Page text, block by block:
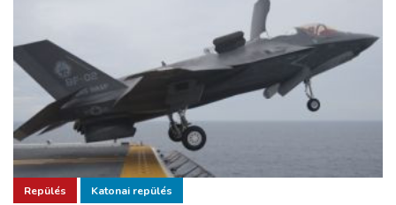
Repülés Katonai repülés